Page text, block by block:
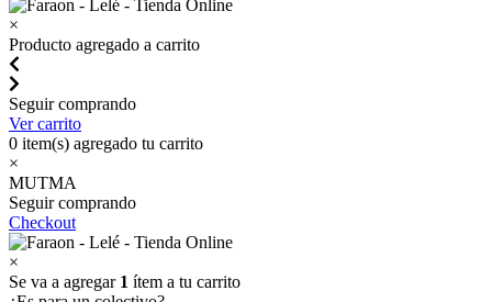
×
Producto agregado a carrito
Seguir comprando
Ver carrito
0 item(s) agregado tu carrito
×
MUTMA
Seguir comprando
Checkout
×
Se va a agregar 1 ítem a tu carrito